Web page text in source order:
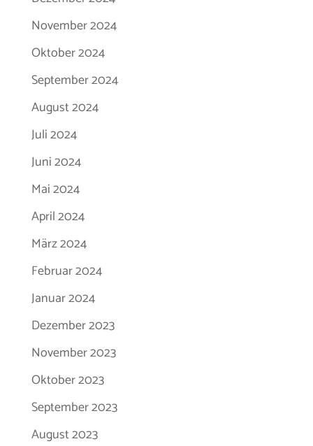
November 2024
Oktober 2024
September 2024
August 2024
Juli 2024
Juni 2024
Mai 2024
April 2024
März 2024
Februar 2024
Januar 2024
Dezember 2023
November 2023
Oktober 2023
September 2023
August 2023